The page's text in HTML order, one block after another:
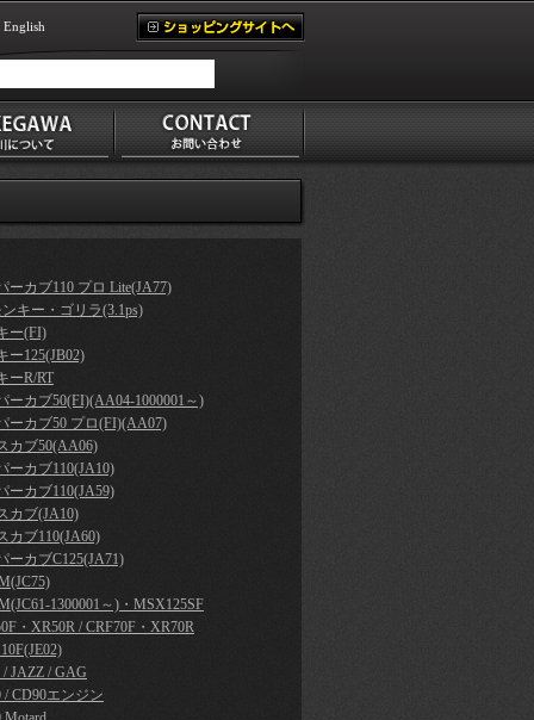
English
ーカブ110 プロ Lite(JA77)
キー・ゴリラ(3.1ps)
ー(FI)
ー125(JB02)
ーR/RT
ーカブ50(FI)(AA04-1000001～)
ーカブ50 プロ(FI)(AA07)
カブ50(AA06)
ーカブ110(JA10)
ーカブ110(JA59)
カブ(JA10)
カブ110(JA60)
ーカブC125(JA71)
1300001～)・MSX125SF
・XR50R / CRF70F・XR70R
/ JAZZ / GAG
/ CD90エンジン